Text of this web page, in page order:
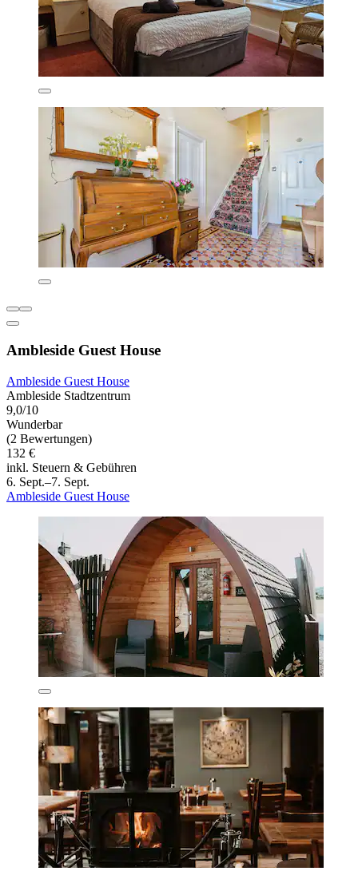
Ambleside Guest House
Ambleside Guest House
Ambleside Stadtzentrum
9,0/10
Wunderbar
(2 Bewertungen)
132 €
inkl. Steuern & Gebühren
6. Sept.–7. Sept.
Ambleside Guest House